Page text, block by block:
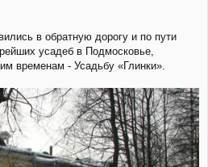
в обратную дорогу и по пути
усадеб в Подмосковье,
временам - Усадьбу «Глинки».